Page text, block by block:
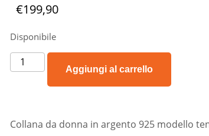
€199,90
Disponibile
Aggiungi al carrello
Collana da donna in argento 925 modello